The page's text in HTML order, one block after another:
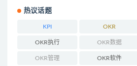
热议话题
KPI OKR
OKR执行 OKR数据
OKR管理 OKR软件